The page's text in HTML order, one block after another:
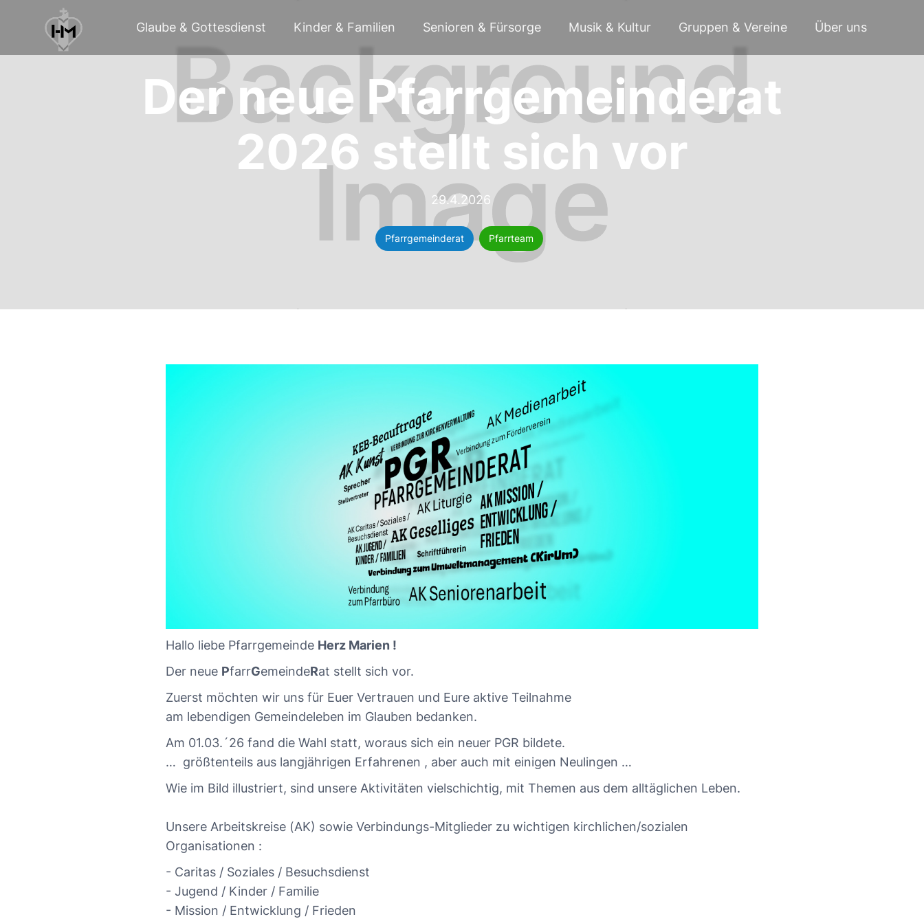
Glaube & Gottesdienst Kinder & Familien Senioren & Fürsorge Musik & Kultur Gruppen & Vereine Über uns
Der neue Pfarrgemeinderat
2026 stellt sich vor
29.4.2026
Pfarrgemeinderat Pfarrteam
Hallo liebe Pfarrgemeinde Herz Marien !
Der neue PfarrGemeindeRat stellt sich vor.
Zuerst möchten wir uns für Euer Vertrauen und Eure aktive Teilnahme
am lebendigen Gemeindeleben im Glauben bedanken.
Am 01.03.´26 fand die Wahl statt, woraus sich ein neuer PGR bildete.
… größtenteils aus langjährigen Erfahrenen , aber auch mit einigen Neulingen …
Wie im Bild illustriert, sind unsere Aktivitäten vielschichtig, mit Themen aus dem alltäglichen Leben.
Unsere Arbeitskreise (AK) sowie Verbindungs-Mitglieder zu wichtigen kirchlichen/sozialen
Organisationen :
- Caritas / Soziales / Besuchsdienst
- Jugend / Kinder / Familie
- Mission / Entwicklung / Frieden